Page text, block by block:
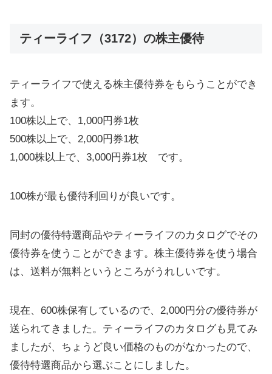
ティーライフ（3172）の株主優待
ティーライフで使える株主優待券をもらうことができ
ます。
100株以上で、1,000円券1枚
500株以上で、2,000円券1枚
1,000株以上で、3,000円券1枚 です。
100株が最も優待利回りが良いです。
同封の優待特選商品やティーライフのカタログでその
優待券を使うことができます。株主優待券を使う場合
は、送料が無料というところがうれしいです。
現在、600株保有しているので、2,000円分の優待券が
送られてきました。ティーライフのカタログも見てみ
ましたが、ちょうど良い価格のものがなかったので、
優待特選商品から選ぶことにしました。